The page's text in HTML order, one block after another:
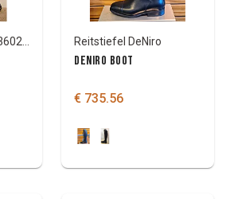
Reitstiefel DeNiro
DENIRO BOOT
€ 735.56